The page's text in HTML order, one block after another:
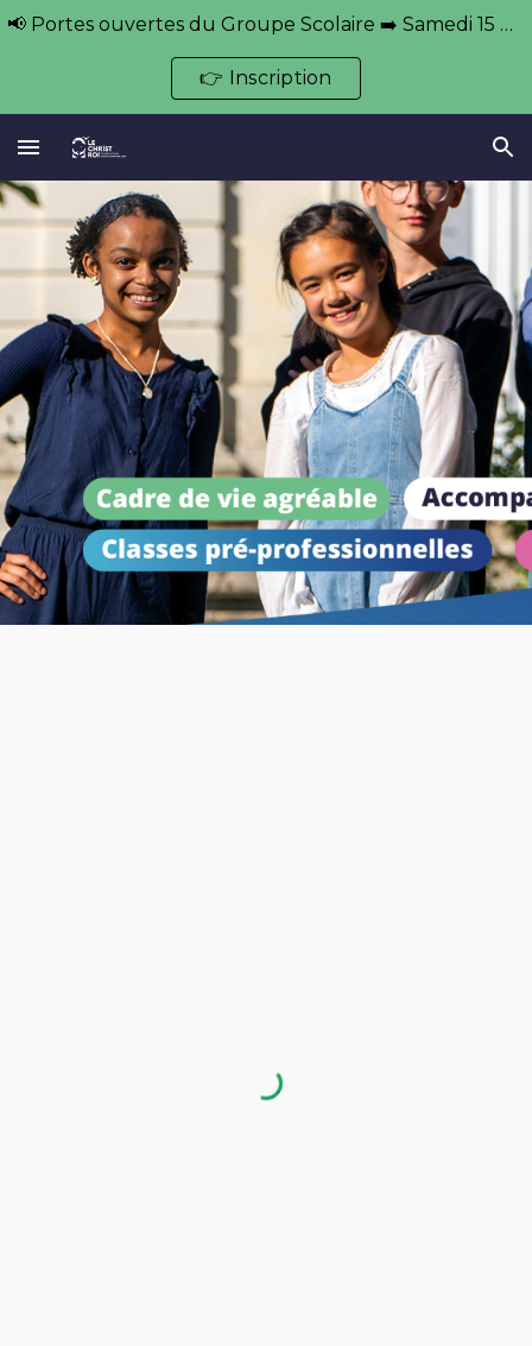
📢 Portes ouvertes du Groupe Scolaire ➡️ Samedi 15 novembre et 21 mars 🕘 De 9h à 13h
👉 Inscription